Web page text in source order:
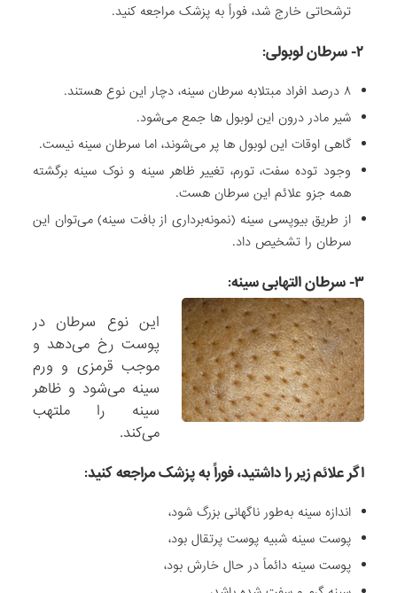
ترشحاتی خارج شد، فوراً به پزشک مراجعه کنید.
۲- سرطان لوبولی:
۸ درصد افراد مبتلابه سرطان سینه، دچار این نوع هستند.
شیر مادر درون این لوبول ها جمع می‌شود.
گاهی اوقات این لوبول ها پر می‌شوند، اما سرطان سینه نیست.
وجود توده سفت، تورم، تغییر ظاهر سینه و نوک سینه برگشته
همه جزو علائم این سرطان هست.
از طریق بیوپسی سینه (نمونه‌برداری از بافت سینه) می‌توان این
سرطان را تشخیص داد.
۳- سرطان التهابی سینه:
این نوع سرطان در
پوست رخ می‌دهد و
موجب قرمزی و ورم
سینه می‌شود و ظاهر
سینه را ملتهب
می‌کند.
اگر علائم زیر را داشتید، فوراً به پزشک مراجعه کنید:
اندازه سینه به‌طور ناگهانی بزرگ شود،
پوست سینه شبیه پوست پرتقال بود،
پوست سینه دائماً در حال خارش بود،